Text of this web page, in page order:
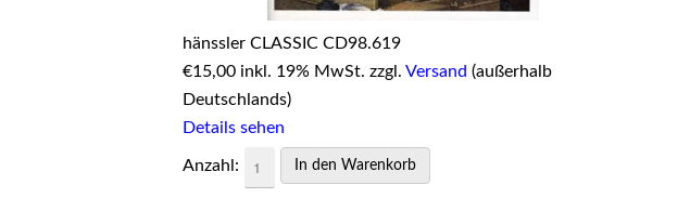
hänssler CLASSIC CD98.619
€15,00 inkl. 19% MwSt. zzgl. Versand (außerhalb
Deutschlands)
Details sehen
Anzahl: